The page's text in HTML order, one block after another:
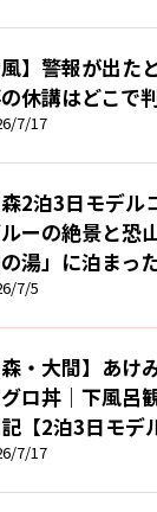
風】警報が出た
休講はどこで
7/17
森2泊3日モデ
ーの絶景と恐
の湯」に泊まっ
7/5
森・大間】あけ
ロ丼｜下風呂
【2泊3日モデ
7/17